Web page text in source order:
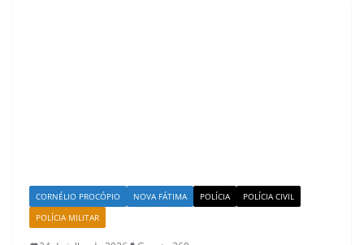
CORNÉLIO PROCÓPIO NOVA FÁTIMA POLÍCIA
POLÍCIA CIVIL
POLÍCIA MILITAR